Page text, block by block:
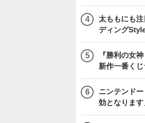
太ももにも
ディング
『勝利の女
新作一番く
ニンテンド
効となります